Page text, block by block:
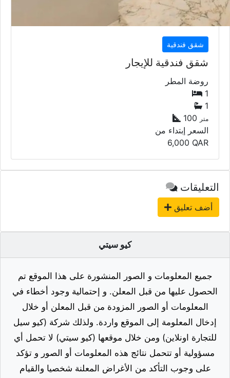
شقق فندقية
شقق فندقية للإيجار
روضة المطر
1
1
100 متر
السعر إبتداء من
6,000 QAR
التعليقات
أضف تعليق
كيو سيتي
جميع المعلومات و الصور المنشورة على هذا الموقع تم
الحصول عليها من قبل المعلن. و إحتمالية وجود أخطاء في
المعلومات أو الصور المزودة من قبل المعلن أو خلال
إدخال المعلومة إلى الموقع واردة. ولذلك شركة (كيو سيل
للتجارة اونلاين) ومن خلال موقعها (كيو سيتي) لا تحمل أي
مسؤولية أو تتحمل نتائج هذه المعلومات أو الصور و تؤكد
على وجوب التأكد من الأغراض المعلنة شخصيا والقيام